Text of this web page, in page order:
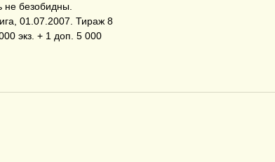
безобидны.
01.07.2007. Тираж 8
экз. + 1 доп. 5 000